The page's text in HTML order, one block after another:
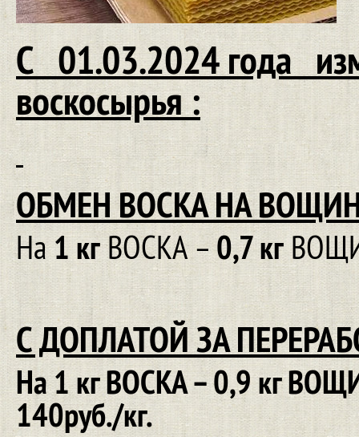
С 01.03.2024 года
воскосырья :
ОБМЕН ВОСКА НА
На1 кгВОСКА –0,7 кг
С ДОПЛАТОЙ ЗА
На 1 кг ВОСКА – 0,9 кг
140руб./кг.